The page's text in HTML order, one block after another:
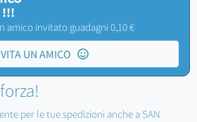
!!!
amico invitato guadagni 0,10 €
UN AMICO
per le tue spedizioni anche a SAN